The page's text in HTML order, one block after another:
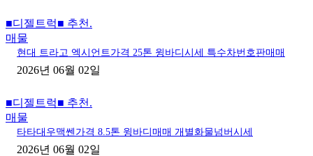
■디젤트럭■ 추천.
매물
현대 트라고 엑시언트가격 25톤 윙바디시세 특수차번호판매매
2026년 06월 02일
■디젤트럭■ 추천.
매물
타타대우맥쎈가격 8.5톤 윙바디매매 개별화물넘버시세
2026년 06월 02일